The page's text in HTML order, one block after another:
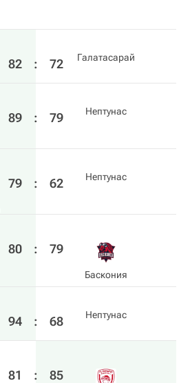
82 : 72 Галатасарай
89 : 79 Нептунас
79 : 62 Нептунас
80 : 79
Баскония
94 : 68 Нептунас
81 : 85